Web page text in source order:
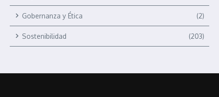
Gobernanza y Ética (2)
Sostenibilidad (203)